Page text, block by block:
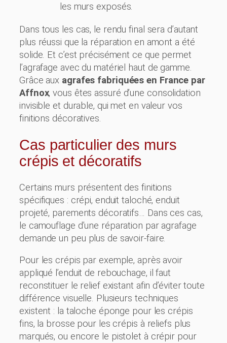
les murs exposés.
Dans tous les cas, le rendu final sera d’autant
plus réussi que la réparation en amont a été
solide. Et c’est précisément ce que permet
l’agrafage avec du matériel haut de gamme.
Grâce aux agrafes fabriquées en France par
Affnox, vous êtes assuré d’une consolidation
invisible et durable, qui met en valeur vos
finitions décoratives.
Cas particulier des murs
crépis et décoratifs
Certains murs présentent des finitions
spécifiques : crépi, enduit taloché, enduit
projeté, parements décoratifs… Dans ces cas,
le camouflage d’une réparation par agrafage
demande un peu plus de savoir-faire.
Pour les crépis par exemple, après avoir
appliqué l’enduit de rebouchage, il faut
reconstituer le relief existant afin d’éviter toute
différence visuelle. Plusieurs techniques
existent : la taloche éponge pour les crépis
fins, la brosse pour les crépis à reliefs plus
marqués, ou encore le pistolet à crépir pour